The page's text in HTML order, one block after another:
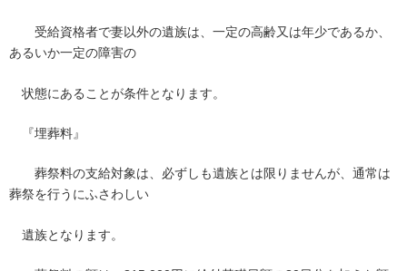
受給資格者で妻以外の遺族は、一定の高齢又は年少であるか、
あるいか一定の障害の
状態にあることが条件となります。
『埋葬料』
葬祭料の支給対象は、必ずしも遺族とは限りませんが、通常は
葬祭を行うにふさわしい
遺族となります。